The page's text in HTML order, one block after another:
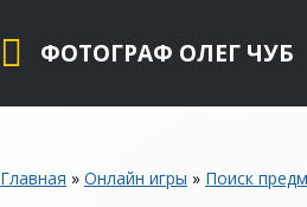
ФОТОГРАФ ОЛЕГ ЧУБ
Главная » Онлайн игры » Поиск